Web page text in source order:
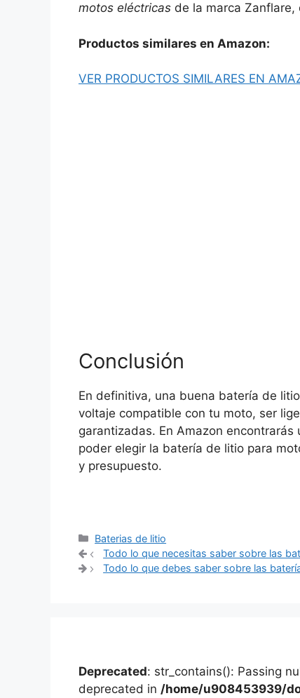
motos eléctricas de la marca
Productos similares en Amazon:
VER PRODUCTOS SIMILARES EN
Conclusión
En definitiva, una buena batería de
voltaje compatible con tu moto, ser
garantizadas. En Amazon
poder elegir la batería de litio para
y presupuesto.
Categorías
Baterias de litio
Navegación
de
Todo lo que necesitas saber sobre las
Todo lo que debes saber sobre las
Deprecated: str_contains(): Passing
deprecated in /home/u908453939/